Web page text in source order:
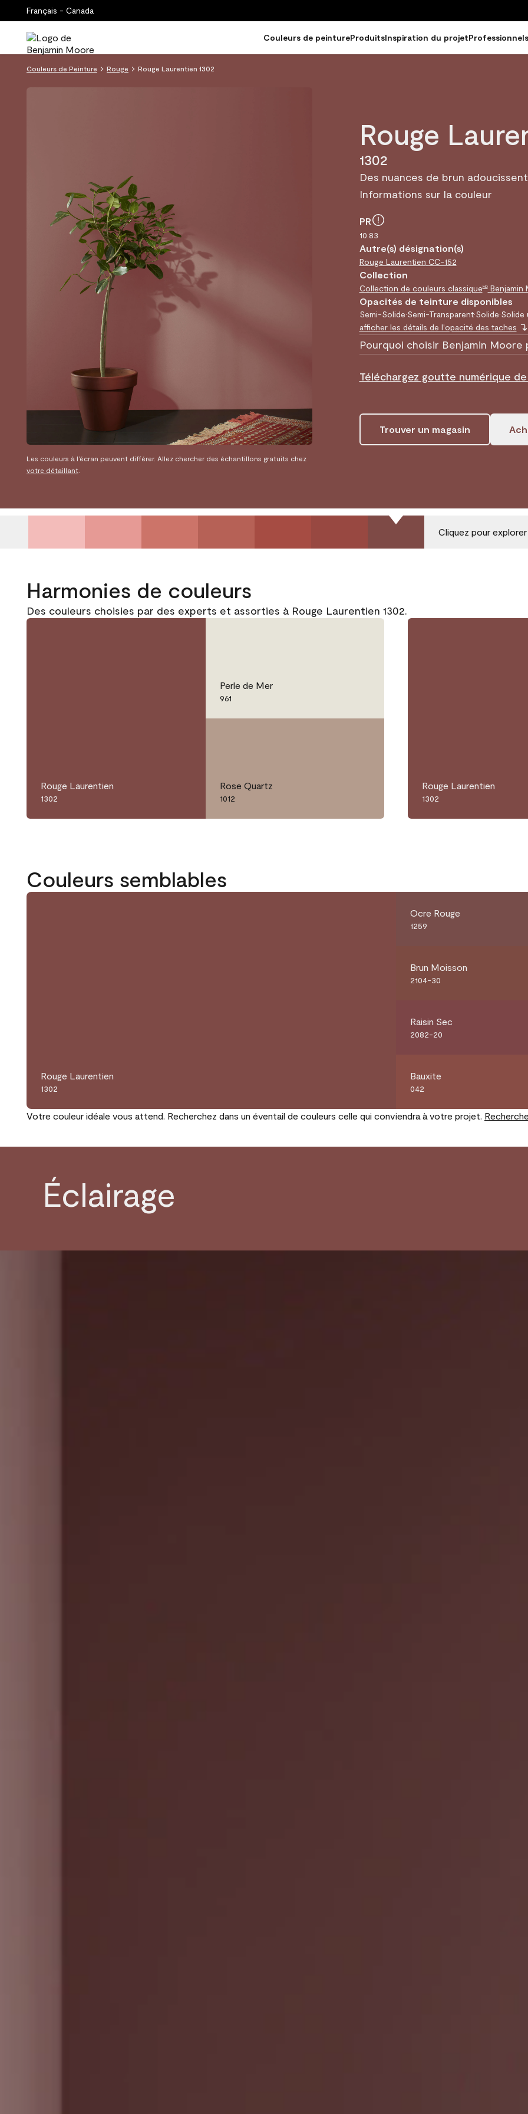
Français - Canada
Couleurs de peintureProduitsInspiration du projetProfessionnels
Couleurs de Peinture Rouge Rouge Laurentien 1302
Rouge
1302
Des nuances de brun
Informations sur la couleur
PR
10.83
Autre(s) désignation(s)
Rouge Laurentien CC-152
Collection
Collection de couleurs classiqueMDBenjamin
Opacités de teinture disponibles
Semi-Solide•Semi-Transparent•Solide•Solide
afficher les détails de l'opacité des taches
Pourquoi choisir Benjamin Moore
Téléchargez goutte numérique
Trouver un magasin
Les couleurs à l’écran peuvent différer. Allez chercher des échantillons gratuits chez
votre détaillant
Cliquez pour
Harmonies de couleurs
Des couleurs choisies par des experts et assorties à Rouge Laurentien 1302.
Rouge Laurentien
1302
Perle de Mer
961
Rose Quartz
1012
Rouge Laurentien
1302
Couleurs semblables
Rouge Laurentien
1302
Ocre Rouge
1259
Brun Moisson
2104-30
Raisin Sec
2082-20
Bauxite
042
Votre couleur idéale vous attend. Recherchez dans un éventail de couleurs celle qui conviendra à votre projet.
Éclairage